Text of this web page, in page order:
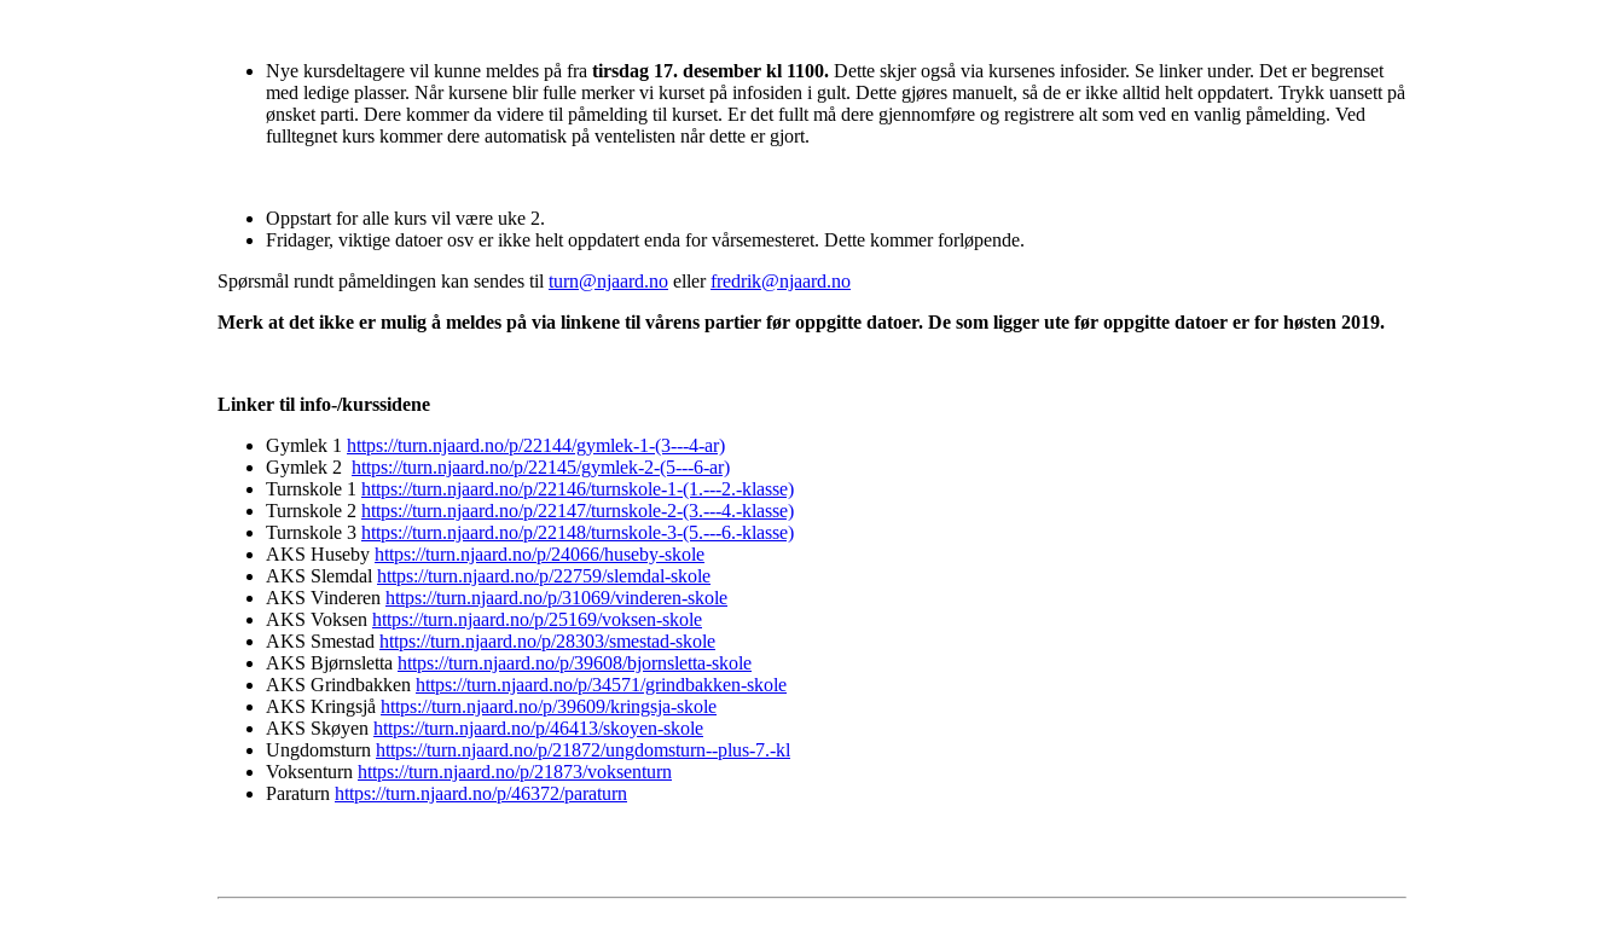
Nye kursdeltagere vil kunne meldes på fra tirsdag 17. desember kl 1100. Dette skjer også via kursenes infosider. Se linker under. Det er begrenset
med ledige plasser. Når kursene blir fulle merker vi kurset på infosiden i gult. Dette gjøres manuelt, så de er ikke alltid helt oppdatert. Trykk uansett på
ønsket parti. Dere kommer da videre til påmelding til kurset. Er det fullt må dere gjennomføre og registrere alt som ved en vanlig påmelding. Ved
fulltegnet kurs kommer dere automatisk på ventelisten når dette er gjort.
Oppstart for alle kurs vil være uke 2.
Fridager, viktige datoer osv er ikke helt oppdatert enda for vårsemesteret. Dette kommer forløpende.
Spørsmål rundt påmeldingen kan sendes til turn@njaard.no ellerfredrik@njaard.no
Merk at det ikke er mulig å meldes på via linkene til vårens partier før oppgitte datoer. De som ligger ute før oppgitte datoer er for høsten 2019.
Linker til info-/kurssidene
Gymlek 1 https://turn.njaard.no/p/22144/gymlek-1-(3---4-ar)
Gymlek 2 https://turn.njaard.no/p/22145/gymlek-2-(5---6-ar)
Turnskole 1 https://turn.njaard.no/p/22146/turnskole-1-(1.---2.-klasse)
Turnskole 2 https://turn.njaard.no/p/22147/turnskole-2-(3.---4.-klasse)
Turnskole 3 https://turn.njaard.no/p/22148/turnskole-3-(5.---6.-klasse)
AKS Huseby https://turn.njaard.no/p/24066/huseby-skole
AKS Slemdal https://turn.njaard.no/p/22759/slemdal-skole
AKS Vinderen https://turn.njaard.no/p/31069/vinderen-skole
AKS Voksen https://turn.njaard.no/p/25169/voksen-skole
AKS Smestad https://turn.njaard.no/p/28303/smestad-skole
AKS Bjørnsletta https://turn.njaard.no/p/39608/bjornsletta-skole
AKS Grindbakken https://turn.njaard.no/p/34571/grindbakken-skole
AKS Kringsjå https://turn.njaard.no/p/39609/kringsja-skole
AKS Skøyen https://turn.njaard.no/p/46413/skoyen-skole
Ungdomsturn https://turn.njaard.no/p/21872/ungdomsturn--plus-7.-kl
Voksenturn https://turn.njaard.no/p/21873/voksenturn
Paraturn https://turn.njaard.no/p/46372/paraturn